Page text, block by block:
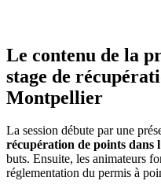
Le contenu de la
stage de
Montpellier
La session débute par une
récupération de points dans
buts. Ensuite, les animateurs
réglementation du permis à